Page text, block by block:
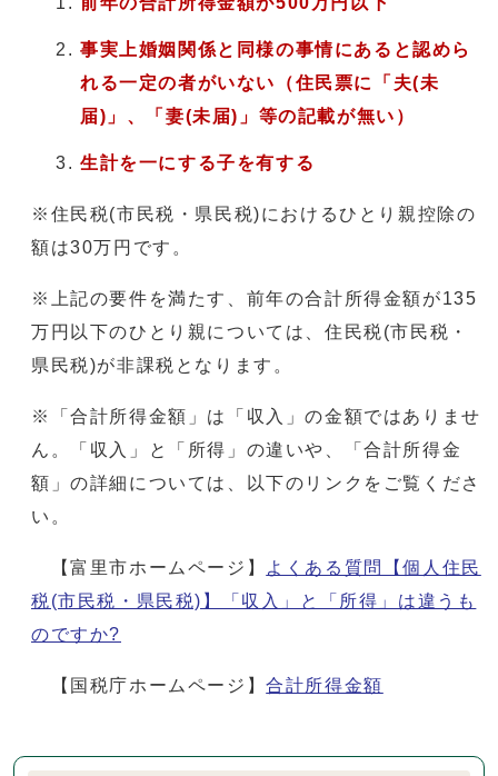
事実上婚姻関係と同様の事情にあると認めら
れる一定の者がいない（住民票に「夫(未
届)」、「妻(未届)」等の記載が無い）
生計を一にする子を有する
※住民税(市民税・県民税)におけるひとり親控除の
額は30万円です。
※上記の要件を満たす、前年の合計所得金額が135
万円以下のひとり親については、住民税(市民税・
県民税)が非課税となります。
※「合計所得金額」は「収入」の金額ではありませ
ん。「収入」と「所得」の違いや、「合計所得金
額」の詳細については、以下のリンクをご覧くださ
い。
【富里市ホームページ】
よくある質問【個人住民
税(市民税・県民税)】「収入」と「所得」は違うも
のですか?
【国税庁ホームページ】合計所得金額